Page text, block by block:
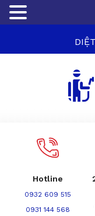
Hotline
0932 609 515
0931 144 568